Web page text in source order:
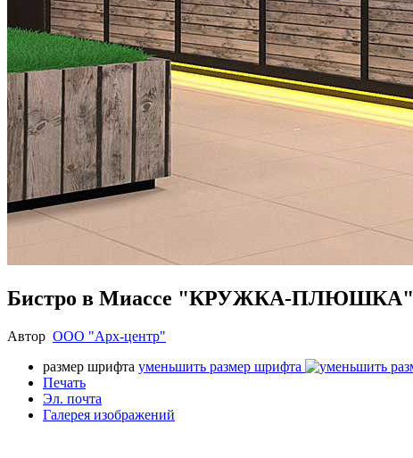
Бистро в Миассе "КРУЖКА-ПЛЮШКА"
Автор ООО "Арх-центр"
размер шрифта уменьшить размер шрифта
Печать
Эл. почта
Галерея изображений